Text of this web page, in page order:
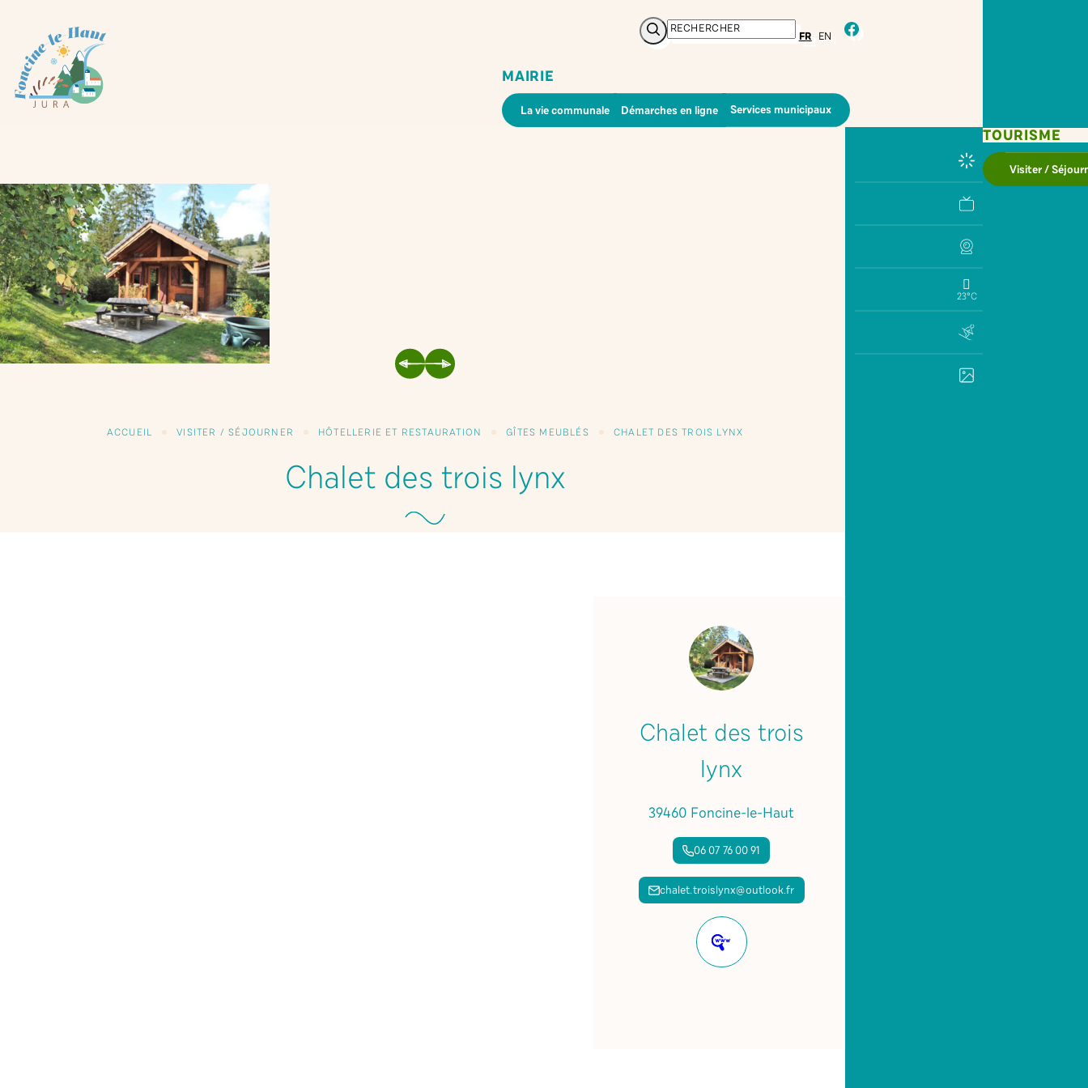
Rechercher FR EN facebook
MAIRIE
La vie communale Démarches en ligne Services municipaux
TOURISME
Visiter /
23°C
PRÉCÉDENT
SUIVANT
ACCUEIL VISITER / SÉJOURNER HÔTELLERIE ET RESTAURATION GÎTES MEUBLÉS CHALET DES TROIS LYNX
Chalet des trois lynx
Chalet des trois
lynx
39460 Foncine-le-Haut
06 07 76 00 91
chalet.troislynx@outlook.fr
Site
internet